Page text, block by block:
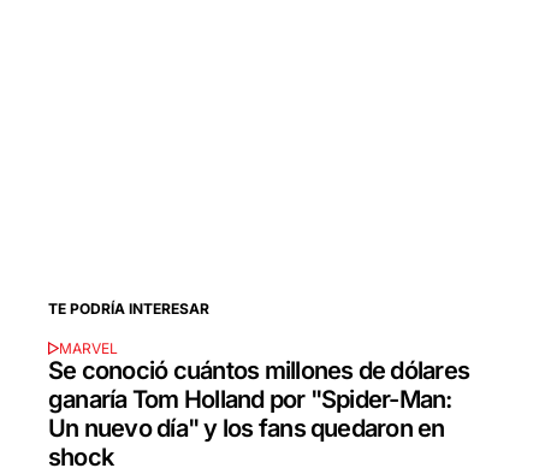
TE PODRÍA INTERESAR
MARVEL
Se conoció cuántos millones de dólares
ganaría Tom Holland por "Spider-Man:
Un nuevo día" y los fans quedaron en
shock